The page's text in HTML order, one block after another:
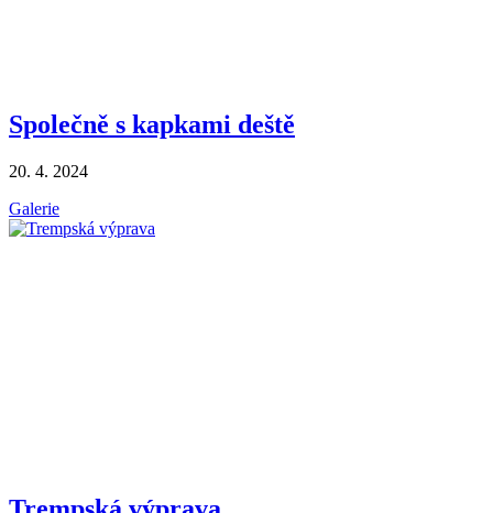
Společně s kapkami deště
20. 4. 2024
Galerie